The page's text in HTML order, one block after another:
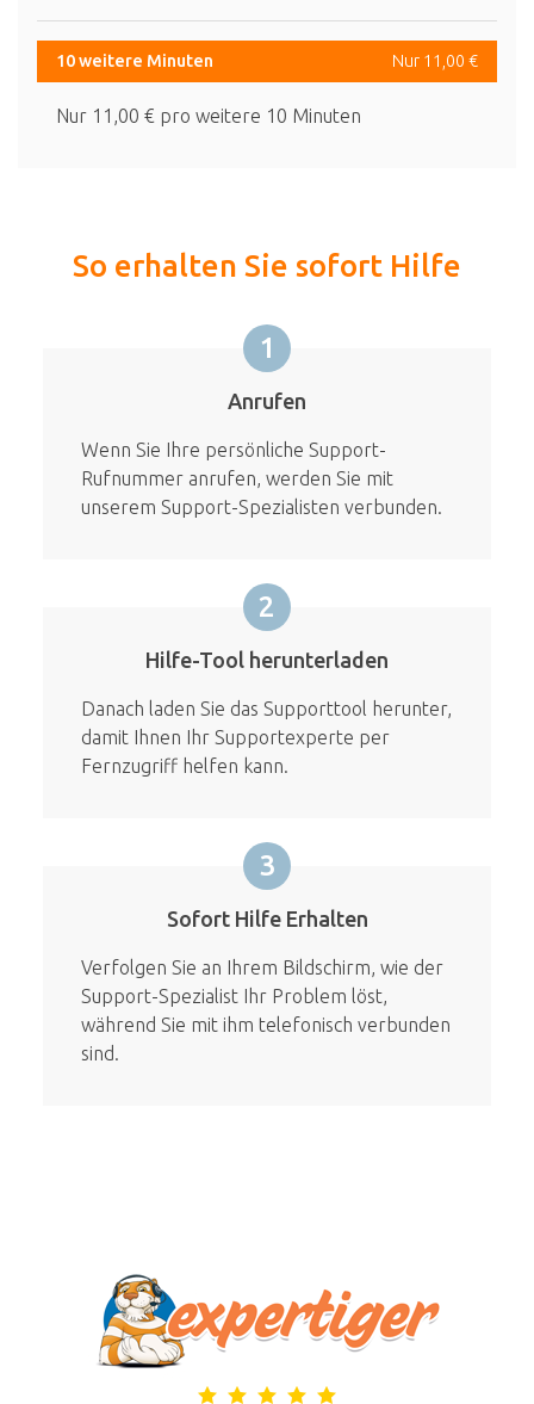
10 weitere Minuten Nur 11,00 €
Nur 11,00 € pro weitere 10 Minuten
So erhalten Sie sofort Hilfe
1
Anrufen
Wenn Sie Ihre persönliche Support-
Rufnummer anrufen, werden Sie mit
unserem Support-Spezialisten verbunden.
2
Hilfe-Tool herunterladen
Danach laden Sie das Supporttool herunter,
damit Ihnen Ihr Supportexperte per
Fernzugriff helfen kann.
3
Sofort Hilfe Erhalten
Verfolgen Sie an Ihrem Bildschirm, wie der
Support-Spezialist Ihr Problem löst,
während Sie mit ihm telefonisch verbunden
sind.